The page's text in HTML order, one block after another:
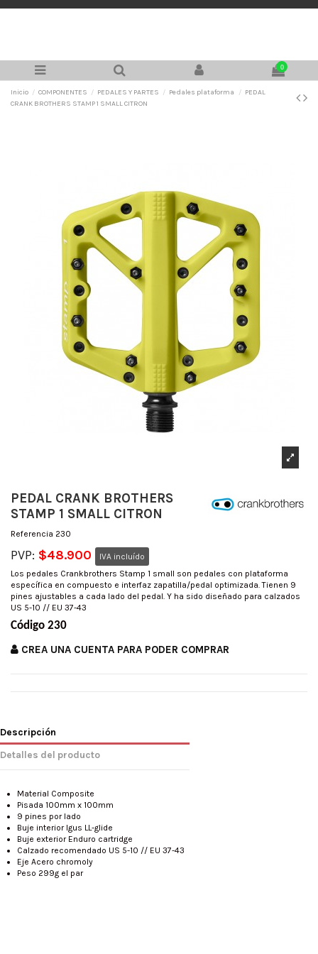
0
Inicio COMPONENTES PEDALES Y PARTES Pedales plataforma
PEDAL
CRANK BROTHERS STAMP 1 SMALL CITRON
PEDAL CRANK BROTHERS
STAMP 1 SMALL CITRON
Referencia 230
PVP: $48.900
IVA incluído
Los pedales Crankbrothers Stamp 1 small son pedales con plataforma
específica en compuesto e interfaz zapatilla/pedal optimizada. Tienen 9
pines ajustables a cada lado del pedal. Y ha sido diseñado para calzados
US 5-10 // EU 37-43
Código 230
CREA UNA CUENTA PARA PODER COMPRAR
Descripción
Detalles del producto
Material Composite
Pisada 100mm x 100mm
9 pines por lado
Buje interior Igus LL-glide
Buje exterior Enduro cartridge
Calzado recomendado US 5-10 // EU 37-43
Eje Acero chromoly
Peso 299g el par